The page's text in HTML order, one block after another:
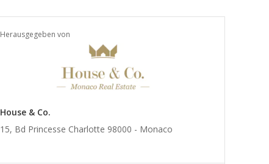
Herausgegeben von
House & Co.
15, Bd Princesse Charlotte 98000 - Monaco